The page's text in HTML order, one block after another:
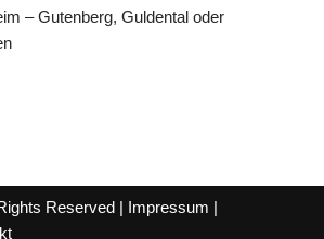
– Gutenberg, Guldental oder
Reserved | Impressum |